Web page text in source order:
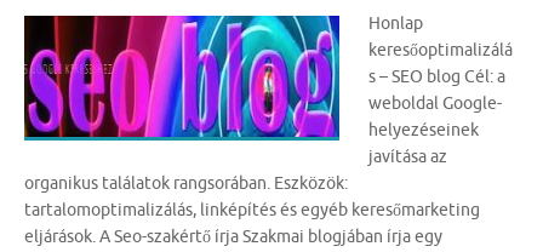
Honlap
keresőoptimalizálá
s – SEO blog Cél: a
weboldal Google-
helyezéseinek
javítása az
organikus találatok rangsorában. Eszközök:
tartalomoptimalizálás, linképítés és egyéb keresőmarketing
eljárások. A Seo-szakértő írja Szakmai blogjában írja egy